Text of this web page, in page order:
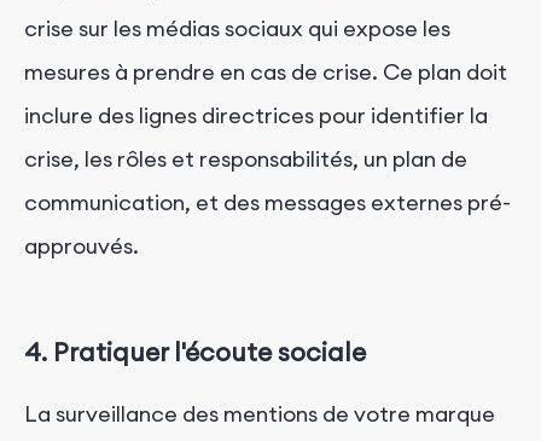
crise sur les médias sociaux qui expose les
mesures à prendre en cas de crise. Ce plan doit
inclure des lignes directrices pour identifier la
crise, les rôles et responsabilités, un plan de
communication, et des messages externes pré-
approuvés.
4. Pratiquer l'écoute sociale
La surveillance des mentions de votre marque